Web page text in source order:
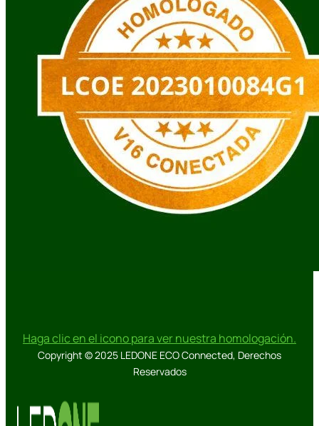
Haga clic en el icono para ver nuestra homologación.
Copyright © 2025 LEDONE ECO Connected, Derechos
Reservados